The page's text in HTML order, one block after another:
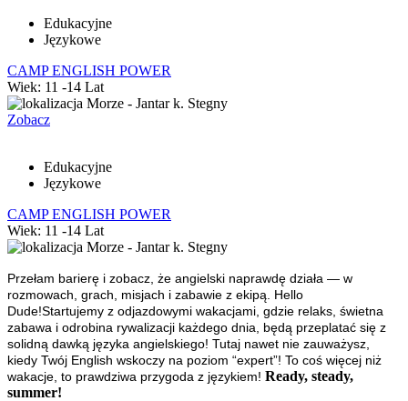
Edukacyjne
Językowe
CAMP ENGLISH POWER
Wiek: 11 -14 Lat
Morze - Jantar k. Stegny
Zobacz
Edukacyjne
Językowe
CAMP ENGLISH POWER
Wiek: 11 -14 Lat
Morze - Jantar k. Stegny
Przełam barierę i zobacz, że angielski naprawdę działa — w
rozmowach, grach, misjach i zabawie z ekipą. Hello
Dude!Startujemy z odjazdowymi wakacjami, gdzie relaks, świetna
zabawa i odrobina rywalizacji każdego dnia, będą przeplatać się z
solidną dawką języka angielskiego! Tutaj nawet nie zauważysz,
kiedy Twój English wskoczy na poziom “expert”! To coś więcej niż
wakacje, to prawdziwa przygoda z językiem! Ready, steady,
summer!